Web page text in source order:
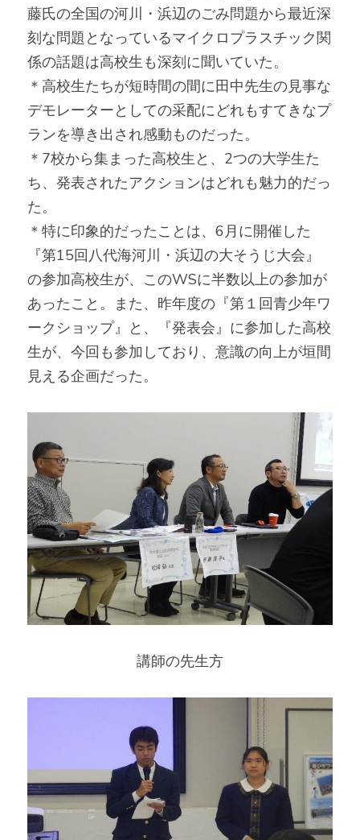
藤氏の全国の河川・浜辺のごみ問題から最近深
刻な問題となっているマイクロプラスチック関
係の話題は高校生も深刻に聞いていた。
＊高校生たちが短時間の間に田中先生の見事な
デモレーターとしての采配にどれもすてきなプ
ランを導き出され感動ものだった。
＊7校から集まった高校生と、2つの大学生た
ち、発表されたアクションはどれも魅力的だっ
た。
＊特に印象的だったことは、6月に開催した
『第15回八代海河川・浜辺の大そうじ大会』
の参加高校生が、このWSに半数以上の参加が
あったこと。また、昨年度の『第１回青少年ワ
ークショップ』と、『発表会』に参加した高校
生が、今回も参加しており、意識の向上が垣間
見える企画だった。
講師の先生方